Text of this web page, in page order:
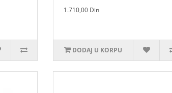
1.710,00 Din
DODAJ U KORPU